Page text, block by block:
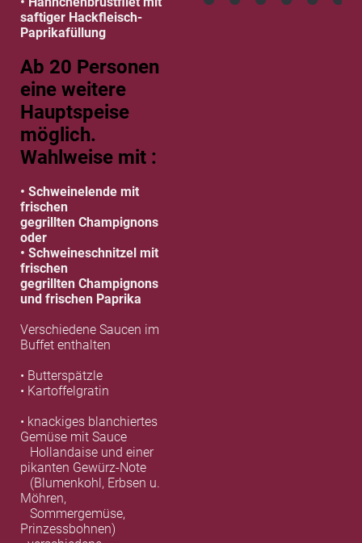
saftiger Hackfleisch-
Paprikafüllung
Ab 20 Personen
eine weitere
Hauptspeise
möglich.
Wahlweise mit :
• Schweinelende mit
frischen
gegrillten Champignons
oder
• Schweineschnitzel mit
frischen
gegrillten Champignons
und frischen Paprika
Verschiedene Saucen im
Buffet enthalten
• Butterspätzle
• Kartoffelgratin
• knackiges blanchiertes
Gemüse mit Sauce
Hollandaise und einer
pikanten Gewürz-Note
(Blumenkohl, Erbsen u.
Möhren,
Sommergemüse,
Prinzessbohnen)